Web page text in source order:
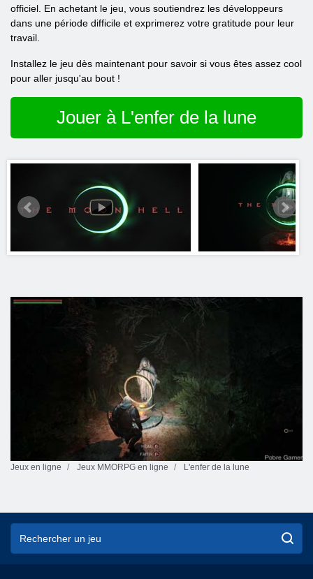
officiel. En achetant le jeu, vous soutiendrez les développeurs
dans une période difficile et exprimerez votre gratitude pour leur
travail.
Installez le jeu dès maintenant pour savoir si vous êtes assez cool
pour aller jusqu'au bout !
Jouer à L'enfer de la lune
Jeux en ligne Jeux MMORPG en ligne L'enfer de la lune